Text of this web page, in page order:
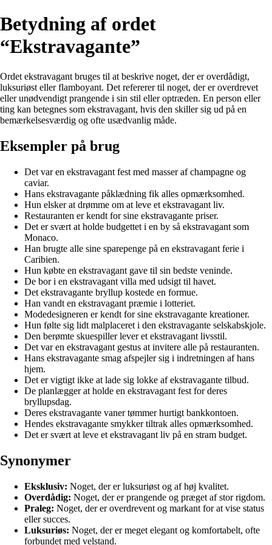
Betydning af ordet
“Ekstravagante”
Ordet ekstravagant bruges til at beskrive noget, der er overdådigt,
luksuriøst eller flamboyant. Det refererer til noget, der er overdrevet
eller unødvendigt prangende i sin stil eller optræden. En person eller
ting kan betegnes som ekstravagant, hvis den skiller sig ud på en
bemærkelsesværdig og ofte usædvanlig måde.
Eksempler på brug
Det var en ekstravagant fest med masser af champagne og
caviar.
Hans ekstravagante påklædning fik alles opmærksomhed.
Hun elsker at drømme om at leve et ekstravagant liv.
Restauranten er kendt for sine ekstravagante priser.
Det er svært at holde budgettet i en by så ekstravagant som
Monaco.
Han brugte alle sine sparepenge på en ekstravagant ferie i
Caribien.
Hun købte en ekstravagant gave til sin bedste veninde.
De bor i en ekstravagant villa med udsigt til havet.
Det ekstravagante bryllup kostede en formue.
Han vandt en ekstravagant præmie i lotteriet.
Modedesigneren er kendt for sine ekstravagante kreationer.
Hun følte sig lidt malplaceret i den ekstravagante selskabskjole.
Den berømte skuespiller lever et ekstravagant livsstil.
Det var en ekstravagant gestus at invitere alle på restauranten.
Hans ekstravagante smag afspejler sig i indretningen af hans
hjem.
Det er vigtigt ikke at lade sig lokke af ekstravagante tilbud.
De planlægger at holde en ekstravagant fest for deres
bryllupsdag.
Deres ekstravagante vaner tømmer hurtigt bankkontoen.
Hendes ekstravagante smykker tiltrak alles opmærksomhed.
Det er svært at leve et ekstravagant liv på en stram budget.
Synonymer
Eksklusiv: Noget, der er luksuriøst og af høj kvalitet.
Overdådig: Noget, der er prangende og præget af stor rigdom.
Praleg: Noget, der er overdrevent og markant for at vise status
eller succes.
Luksuriøs: Noget, der er meget elegant og komfortabelt, ofte
forbundet med velstand.